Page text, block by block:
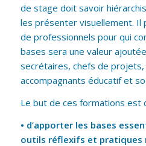
de stage doit savoir
les présenter visuellement. Il
de professionnels pour qui
bases sera une valeur
secrétaires, chefs de projets,
accompagnants éducatif et
Le but de ces formations est
• d’apporter les bases
outils réflexifs et pratiques